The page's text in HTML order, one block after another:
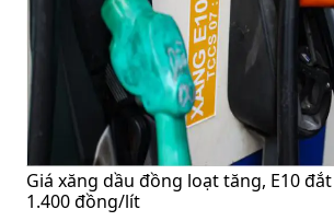
Giá xăng dầu đồng loạt tăng, E10
1.400 đồng/lít